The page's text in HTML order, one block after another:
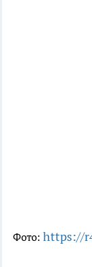
Фото: https://